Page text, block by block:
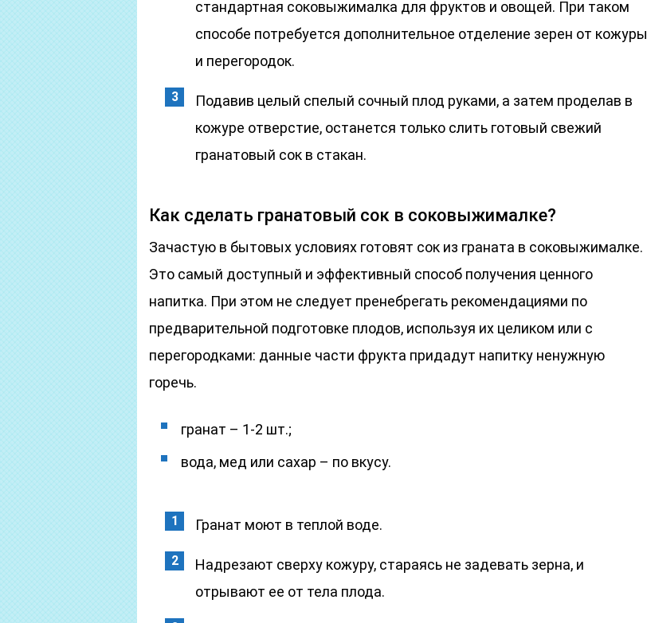
стандартная соковыжималка для фруктов и овощей. При таком
способе потребуется дополнительное отделение зерен от кожуры
и перегородок.
Подавив целый спелый сочный плод руками, а затем проделав в
кожуре отверстие, останется только слить готовый свежий
гранатовый сок в стакан.
Как сделать гранатовый сок в соковыжималке?
Зачастую в бытовых условиях готовят сок из граната в соковыжималке.
Это самый доступный и эффективный способ получения ценного
напитка. При этом не следует пренебрегать рекомендациями по
предварительной подготовке плодов, используя их целиком или с
перегородками: данные части фрукта придадут напитку ненужную
горечь.
гранат – 1-2 шт.;
вода, мед или сахар – по вкусу.
Гранат моют в теплой воде.
Надрезают сверху кожуру, стараясь не задевать зерна, и
отрывают ее от тела плода.